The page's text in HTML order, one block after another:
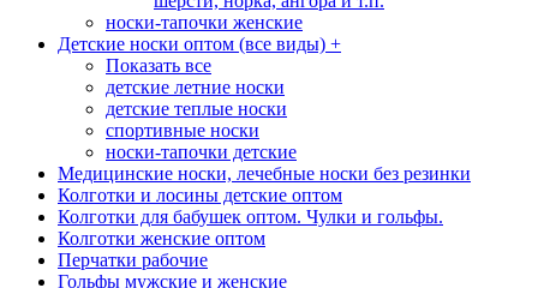
носки-тапочки женские
Детские носки оптом (все виды) +
Показать все
детские летние носки
детские теплые носки
спортивные носки
носки-тапочки детские
Медицинские носки, лечебные носки без резинки
Колготки и лосины детские оптом
Колготки для бабушек оптом. Чулки и гольфы.
Колготки женские оптом
Перчатки рабочие
Гольфы мужские и женские